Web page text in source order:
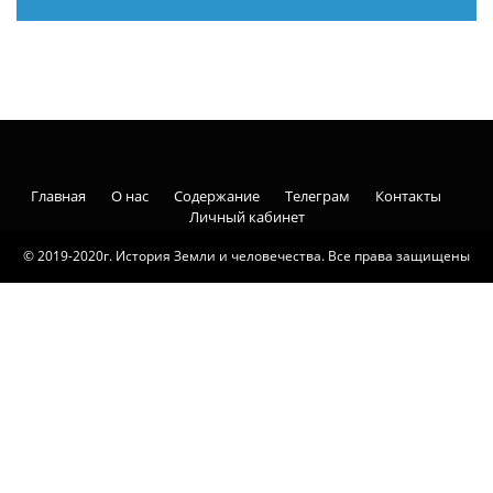
© 2019-2020г. История Земли и человечества. Все права защищены
Главная О нас Содержание Телеграм
Контакты
Личный кабинет